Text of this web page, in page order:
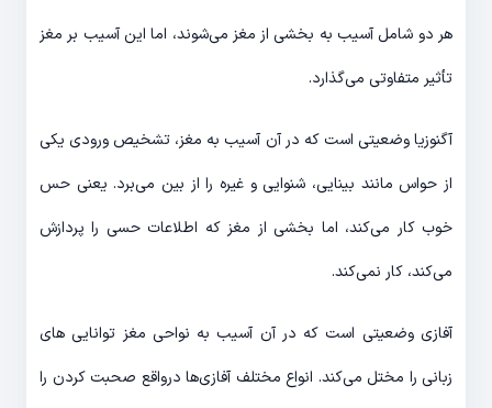
هر دو شامل آسیب به بخشی از مغز می‌شوند، اما این آسیب بر مغز
تأثیر متفاوتی می‌گذارد.
آگنوزیا وضعیتی است که در آن آسیب به مغز، تشخیص ورودی یکی
از حواس مانند بینایی، شنوایی و غیره را از بین می‌برد. یعنی حس
خوب کار می‌کند، اما بخشی از مغز که اطلاعات حسی را پردازش
می‌کند، کار نمی‌کند.
آفازی وضعیتی است که در آن آسیب به نواحی مغز توانایی های
زبانی را مختل می‌کند. انواع مختلف آفازی‌ها درواقع صحبت کردن را